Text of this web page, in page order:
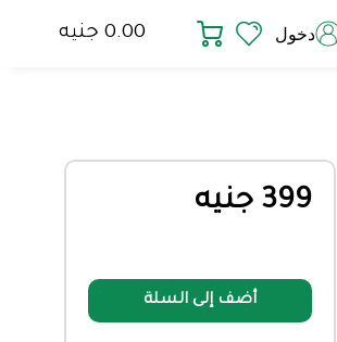
دخول 0.00 جنيه
399 جنيه
أضف إلى السلة